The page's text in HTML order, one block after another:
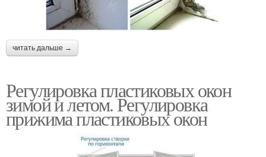
читать дальше →
Регулировка пластиковых окон
зимой и летом. Регулировка
прижима пластиковых окон